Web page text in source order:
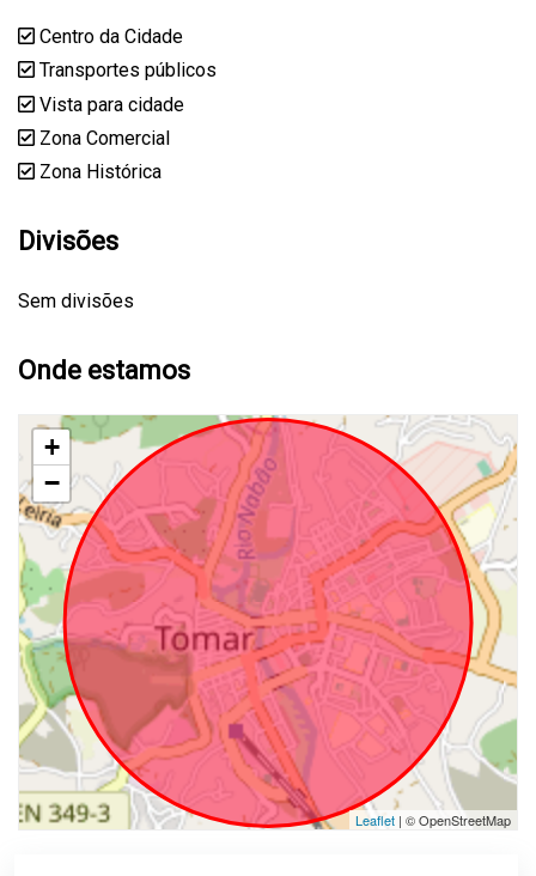
Centro da Cidade
Transportes públicos
Vista para cidade
Zona Comercial
Zona Histórica
Divisões
Sem divisões
Onde estamos
+
−
Leaflet | © OpenStreetMap